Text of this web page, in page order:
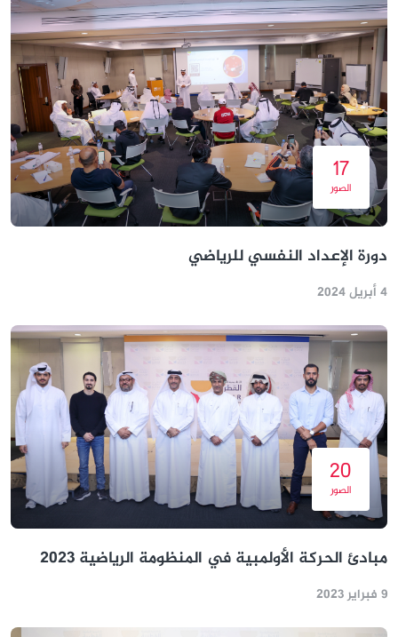
17
الصور
دورة الإعداد النفسي للرياضي
4 أبريل 2024
20
الصور
مبادئ الحركة الأولمبية في المنظومة الرياضية 2023
9 فبراير 2023